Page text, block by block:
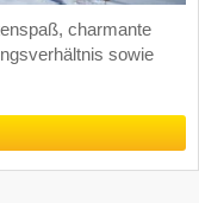
charmante
sowie